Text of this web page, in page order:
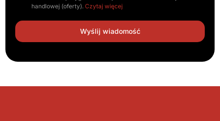
handlowej (oferty).Czytaj więcej